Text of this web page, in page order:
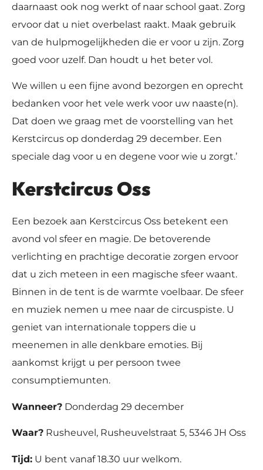
daarnaast ook nog werkt of naar school gaat. Zorg
ervoor dat u niet overbelast raakt. Maak gebruik
van de hulpmogelijkheden die er voor u zijn. Zorg
goed voor uzelf. Dan houdt u het beter vol.
We willen u een fijne avond bezorgen en oprecht
bedanken voor het vele werk voor uw naaste(n).
Dat doen we graag met de voorstelling van het
Kerstcircus op donderdag 29 december. Een
speciale dag voor u en degene voor wie u zorgt.’
Kerstcircus Oss
Een bezoek aan Kerstcircus Oss betekent een
avond vol sfeer en magie. De betoverende
verlichting en prachtige decoratie zorgen ervoor
dat u zich meteen in een magische sfeer waant.
Binnen in de tent is de warmte voelbaar. De sfeer
en muziek nemen u mee naar de circuspiste. U
geniet van internationale toppers die u
meenemen in alle denkbare emoties. Bij
aankomst krijgt u per persoon twee
consumptiemunten.
Wanneer? Donderdag 29 december
Waar? Rusheuvel, Rusheuvelstraat 5, 5346 JH Oss
Tijd: U bent vanaf 18.30 uur welkom.